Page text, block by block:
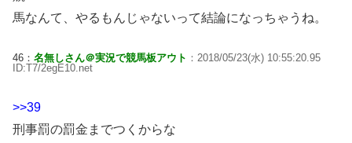
馬なんて、やるもんじゃないって結論になっちゃうね。
46： 名無しさん＠実況で競馬板アウト ：2018/05/23(水) 10:55:20.95
ID:T7/2egE10.net
>>39
刑事罰の罰金までつくからな